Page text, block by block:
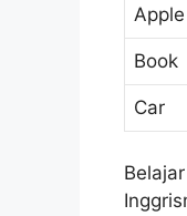
Apple
Book
Car